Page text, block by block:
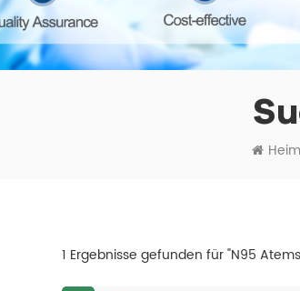
Heim
1 Ergebnisse gefunden für "N95